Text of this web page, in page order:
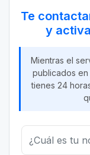
Te
y
Mientras el
publicados en
tienes 24